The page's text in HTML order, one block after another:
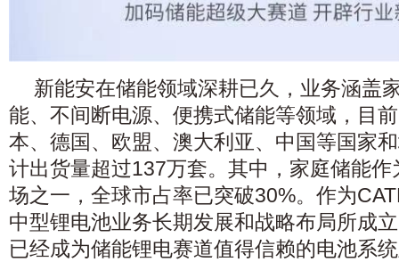
新能安在储能领域深耕已久，业务涵盖
能、不间断电源、便携式储能等领域，目
本、德国、欧盟、澳大利亚、中国等国家
计出货量超过137万套。其中，家庭储能
场之一，全球市占率已突破30%。作为
中型锂电池业务长期发展和战略布局所成
已经成为储能锂电赛道值得信赖的电池系